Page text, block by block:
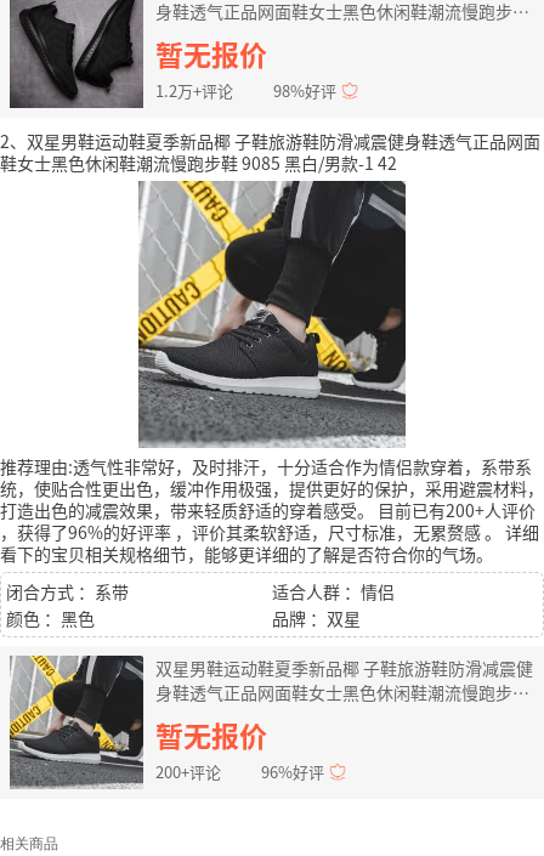
身鞋透气正品网面鞋女士黑色休闲鞋潮流慢跑步鞋
9085 黑色/男款 42
暂无报价
1.2万+评论 98%好评
2、双星男鞋运动鞋夏季新品椰 子鞋旅游鞋防滑减震健身鞋透气正品网面
鞋女士黑色休闲鞋潮流慢跑步鞋 9085 黑白/男款-1 42
推荐理由:透气性非常好，及时排汗，十分适合作为情侣款穿着，系带系
统，使贴合性更出色，缓冲作用极强，提供更好的保护，采用避震材料，
打造出色的减震效果，带来轻质舒适的穿着感受。
目前已有200+人评价
，获得了96%的好评率 ，评价其柔软舒适，尺寸标准，无累赘感。 详细
看下的宝贝相关规格细节，能够更详细的了解是否符合你的气场。
闭合方式 ：系带
适合人群 ：情侣
颜色 ：黑色
品牌 ：双星
双星男鞋运动鞋夏季新品椰 子鞋旅游鞋防滑减震健
身鞋透气正品网面鞋女士黑色休闲鞋潮流慢跑步鞋
9085 黑白/男款-1 42
暂无报价
200+评论 96%好评
相关商品